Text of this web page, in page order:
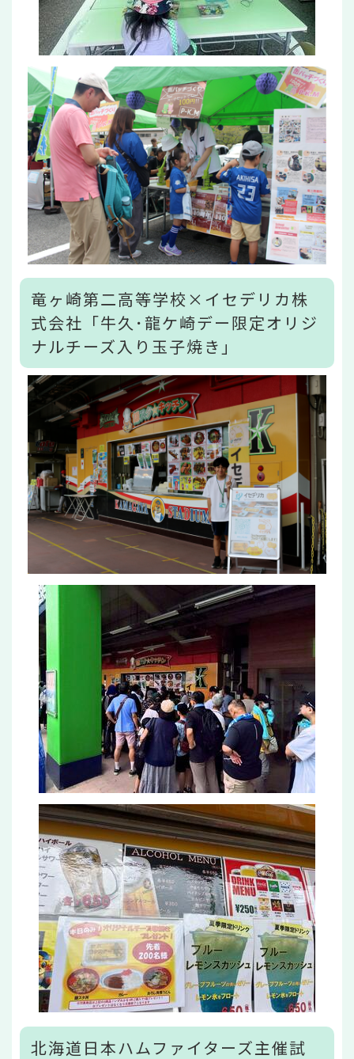
竜ヶ崎第二高等学校×イセデリカ株
式会社「牛久･龍ケ崎デー限定オリジ
ナルチーズ入り玉子焼き」
北海道日本ハムファイターズ主催試